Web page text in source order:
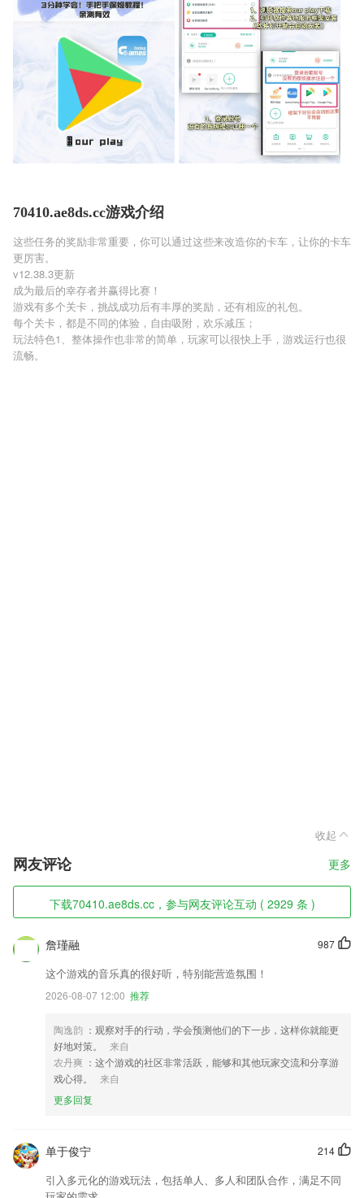
70410.ae8ds.cc游戏介绍
这些任务的奖励非常重要，你可以通过这些来改造你的卡车，让你的卡车
更厉害。
v12.38.3更新
成为最后的幸存者并赢得比赛！
游戏有多个关卡，挑战成功后有丰厚的奖励，还有相应的礼包。
每个关卡，都是不同的体验，自由吸附，欢乐减压；
玩法特色1、整体操作也非常的简单，玩家可以很快上手，游戏运行也很
流畅。
收起
网友评论 更多
下载70410.ae8ds.cc，参与网友评论互动 ( 2929 条 )
987
詹瑾融
这个游戏的音乐真的很好听，特别能营造氛围！
2026-08-07 12:00 推荐
陶逸韵 ：观察对手的行动，学会预测他们的下一步，这样你就能更
好地对策。
来自
农丹爽 ：这个游戏的社区非常活跃，能够和其他玩家交流和分享游
戏心得。
来自
更多回复
214
单于俊宁
引入多元化的游戏玩法，包括单人、多人和团队合作，满足不同